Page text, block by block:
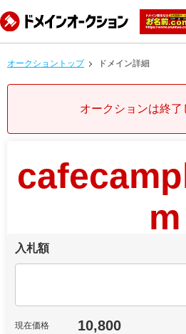
オークショントップ ドメイン詳細
オークションは終了
m
入札額
現在価格 10,800